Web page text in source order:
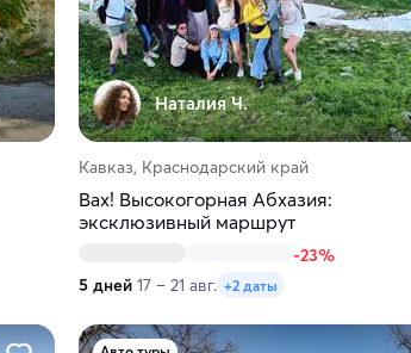
Наталия Ч.
Кавказ, Краснодарский край
Вах! Высокогорная Абхазия:
эксклюзивный маршрут
-23%
5 дней 17 – 21 авг. +2 даты